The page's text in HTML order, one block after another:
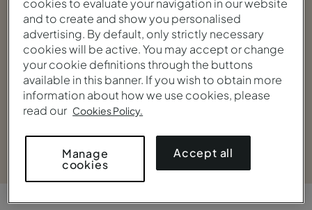
Voir la galerie
cookies to evaluate your navigation in our website
and to create and show you personalised
advertising. By default, only strictly necessary
cookies will be active. You may accept or change
your cookie definitions through the buttons
available in this banner. If you wish to obtain more
information about how we use cookies, please
read our Cookies Policy.
Manage
cookies
Accept all